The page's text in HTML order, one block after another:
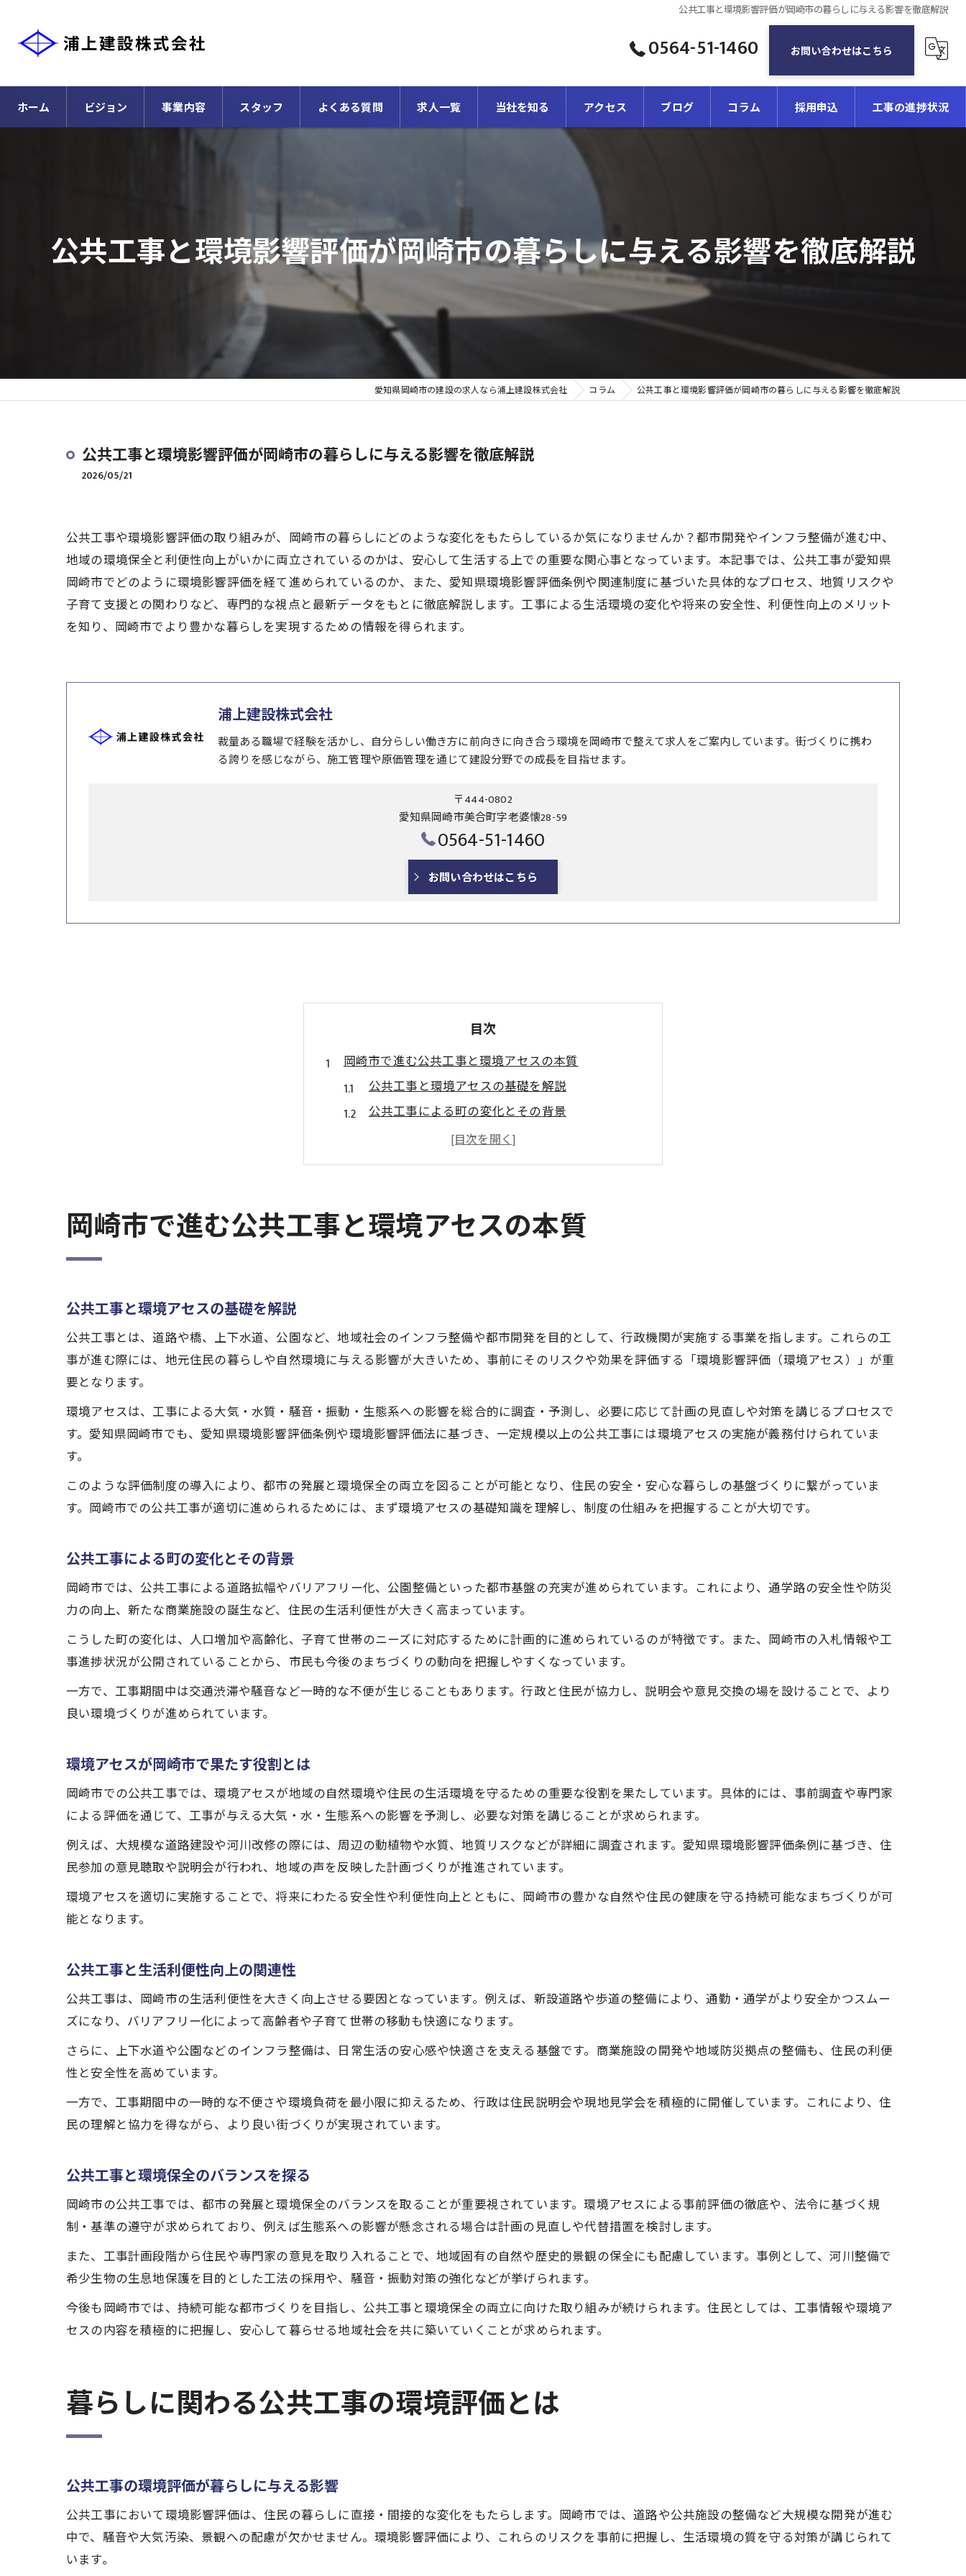
公共工事と環境影響評価が岡崎市の暮らしに与える影響を徹底解説
0564-51-1460 お問い合わせはこちら
ホーム ビジョン 事業内容 スタッフ よくある質問 求人一覧 当社を知る
1級土木施工管理
アクセス ブログ コラム 採用申込 工事の進捗状況
公共工事と環境影響評価が岡崎市の暮らしに与える影響を徹底解説
愛知県岡崎市の建設の求人なら浦上建設株式会社 コラム 公共工事と環境影響評価が岡崎市の暮らしに与える影響を徹底解説
公共工事と環境影響評価が岡崎市の暮らしに与える影響を徹底解説
2026/05/21
公共工事や環境影響評価の取り組みが、岡崎市の暮らしにどのような変化をもたらしているか気になりませんか？都市開発やインフラ整備が進む中、
地域の環境保全と利便性向上がいかに両立されているのかは、安心して生活する上での重要な関心事となっています。本記事では、公共工事が愛知県
岡崎市でどのように環境影響評価を経て進められているのか、また、愛知県環境影響評価条例や関連制度に基づいた具体的なプロセス、地質リスクや
子育て支援との関わりなど、専門的な視点と最新データをもとに徹底解説します。工事による生活環境の変化や将来の安全性、利便性向上のメリット
を知り、岡崎市でより豊かな暮らしを実現するための情報を得られます。
浦上建設株式会社
裁量ある職場で経験を活かし、自分らしい働き方に前向きに向き合う環境を岡崎市で整えて求人をご案内しています。街づくりに携わ
る誇りを感じながら、施工管理や原価管理を通じて建設分野での成長を目指せます。
〒444-0802
愛知県岡崎市美合町字老婆懐28-59
0564-51-1460
お問い合わせはこちら
目次
岡崎市で進む公共工事と環境アセスの本質
公共工事と環境アセスの基礎を解説
公共工事による町の変化とその背景
環境アセスが岡崎市で果たす役割とは
公共工事と生活利便性向上の関連性
暮らしに関わる公共工事の環境評価とは
公共工事の環境評価が暮らしに与える影響
住民に開かれた環境評価プロセスの意義
環境影響評価法に基づく岡崎市の取り組み
岡崎市が行う環境影響評価法の活用事例
環境影響評価法対象事業と公共工事の関係
公共工事の透明性向上に向けた仕組み
愛知県環境影響評価条例の役割を探る
公共工事推進と条例の連携事例を紹介
条例と環境影響評価法の違いと特徴
条例適用時の公共工事プロセスを解説
地質リスクと公共工事の未来を考える視点
公共工事と岡崎市の地質リスク評価
公共工事と地域住民の安心確保の工夫
安心な生活へ導く環境評価プロセスの全貌
公共工事における環境評価プロセスの流れ
環境アセスが生活の質向上に果たす役割
公共工事のメリットを最大化する評価実践
岡崎市で進む公共工事と環境アセスの本質
公共工事と環境アセスの基礎を解説
公共工事とは、道路や橋、上下水道、公園など、地域社会のインフラ整備や都市開発を目的として、行政機関が実施する事業を指します。これらの工
事が進む際には、地元住民の暮らしや自然環境に与える影響が大きいため、事前にそのリスクや効果を評価する「環境影響評価（環境アセス）」が重
要となります。
環境アセスは、工事による大気・水質・騒音・振動・生態系への影響を総合的に調査・予測し、必要に応じて計画の見直しや対策を講じるプロセスで
す。愛知県岡崎市でも、愛知県環境影響評価条例や環境影響評価法に基づき、一定規模以上の公共工事には環境アセスの実施が義務付けられていま
す。
このような評価制度の導入により、都市の発展と環境保全の両立を図ることが可能となり、住民の安全・安心な暮らしの基盤づくりに繋がっていま
す。岡崎市での公共工事が適切に進められるためには、まず環境アセスの基礎知識を理解し、制度の仕組みを把握することが大切です。
公共工事による町の変化とその背景
岡崎市では、公共工事による道路拡幅やバリアフリー化、公園整備といった都市基盤の充実が進められています。これにより、通学路の安全性や防災
力の向上、新たな商業施設の誕生など、住民の生活利便性が大きく高まっています。
こうした町の変化は、人口増加や高齢化、子育て世帯のニーズに対応するために計画的に進められているのが特徴です。また、岡崎市の入札情報や工
事進捗状況が公開されていることから、市民も今後のまちづくりの動向を把握しやすくなっています。
一方で、工事期間中は交通渋滞や騒音など一時的な不便が生じることもあります。行政と住民が協力し、説明会や意見交換の場を設けることで、より
良い環境づくりが進められています。
環境アセスが岡崎市で果たす役割とは
岡崎市での公共工事では、環境アセスが地域の自然環境や住民の生活環境を守るための重要な役割を果たしています。具体的には、事前調査や専門家
による評価を通じて、工事が与える大気・水・生態系への影響を予測し、必要な対策を講じることが求められます。
例えば、大規模な道路建設や河川改修の際には、周辺の動植物や水質、地質リスクなどが詳細に調査されます。愛知県環境影響評価条例に基づき、住
民参加の意見聴取や説明会が行われ、地域の声を反映した計画づくりが推進されています。
環境アセスを適切に実施することで、将来にわたる安全性や利便性向上とともに、岡崎市の豊かな自然や住民の健康を守る持続可能なまちづくりが可
能となります。
公共工事と生活利便性向上の関連性
公共工事は、岡崎市の生活利便性を大きく向上させる要因となっています。例えば、新設道路や歩道の整備により、通勤・通学がより安全かつスムー
ズになり、バリアフリー化によって高齢者や子育て世帯の移動も快適になります。
さらに、上下水道や公園などのインフラ整備は、日常生活の安心感や快適さを支える基盤です。商業施設の開発や地域防災拠点の整備も、住民の利便
性と安全性を高めています。
一方で、工事期間中の一時的な不便さや環境負荷を最小限に抑えるため、行政は住民説明会や現地見学会を積極的に開催しています。これにより、住
民の理解と協力を得ながら、より良い街づくりが実現されています。
公共工事と環境保全のバランスを探る
岡崎市の公共工事では、都市の発展と環境保全のバランスを取ることが重要視されています。環境アセスによる事前評価の徹底や、法令に基づく規
制・基準の遵守が求められており、例えば生態系への影響が懸念される場合は計画の見直しや代替措置を検討します。
また、工事計画段階から住民や専門家の意見を取り入れることで、地域固有の自然や歴史的景観の保全にも配慮しています。事例として、河川整備で
希少生物の生息地保護を目的とした工法の採用や、騒音・振動対策の強化などが挙げられます。
今後も岡崎市では、持続可能な都市づくりを目指し、公共工事と環境保全の両立に向けた取り組みが続けられます。住民としては、工事情報や環境ア
セスの内容を積極的に把握し、安心して暮らせる地域社会を共に築いていくことが求められます。
暮らしに関わる公共工事の環境評価とは
公共工事の環境評価が暮らしに与える影響
公共工事において環境影響評価は、住民の暮らしに直接・間接的な変化をもたらします。岡崎市では、道路や公共施設の整備など大規模な開発が進む
中で、騒音や大気汚染、景観への配慮が欠かせません。環境影響評価により、これらのリスクを事前に把握し、生活環境の質を守る対策が講じられて
います。
お問い合わせはこちら
お問い合わせはこちら